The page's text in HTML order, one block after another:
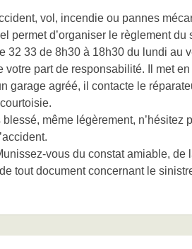
vol, incendie ou pannes
permet d’organiser le règlement
32 33 de 8h30 à 18h30 du lundi au
votre part de responsabilité. Il met
garage agréé, il contacte le
blessé, même légèrement,
vous du constat amiable,
tout document concernant le